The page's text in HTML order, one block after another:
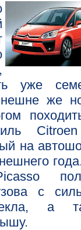
уже
же
на
с
а